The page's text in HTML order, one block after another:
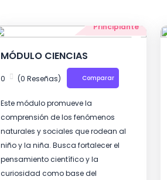
Principiante
MÓDULO CIENCIAS
0 (0 Reseñas) Comparar
Este módulo promueve la
comprensión de los fenómenos
naturales y sociales que rodean al
niño y la niña. Busca fortalecer el
pensamiento científico y la
curiosidad como base del